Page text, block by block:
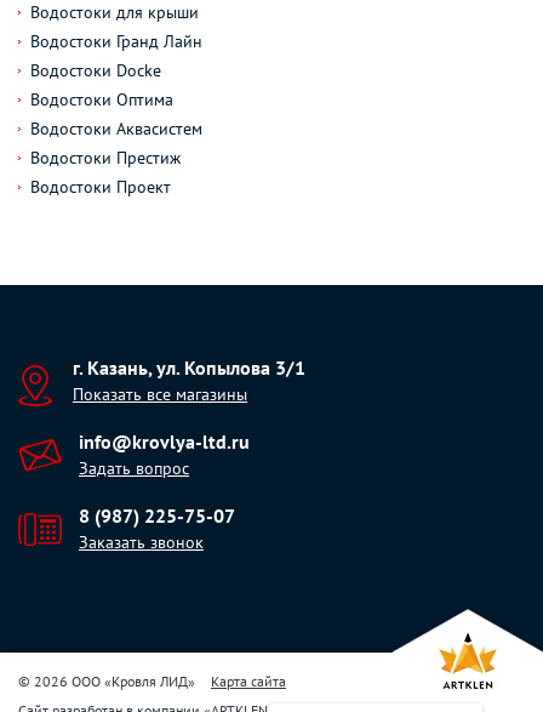
Водостоки для крыши
Водостоки Гранд Лайн
Водостоки Docke
Водостоки Оптима
Водостоки Аквасистем
Водостоки Престиж
Водостоки Проект
г. Казань, ул. Копылова 3/1
Показать все магазины
info@krovlya-ltd.ru
Задать вопрос
8 (987) 225-75-07
Заказать звонок
© 2026 ООО «Кровля ЛИД»
Карта сайта